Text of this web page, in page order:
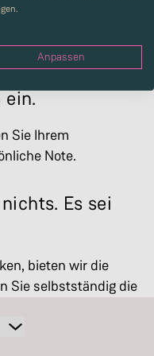
ein.
Sie Ihrem
Note.
Es sei
bieten wir die
Sie selbstständig die
Anpassen